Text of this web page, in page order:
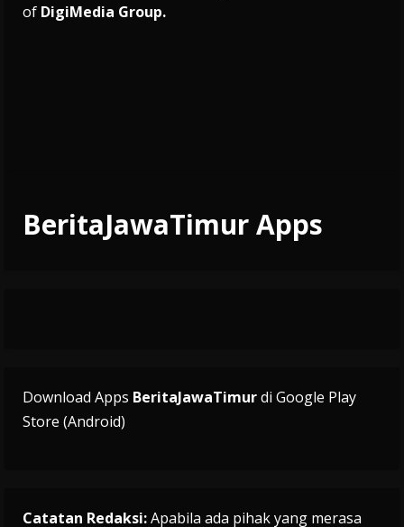
of DigiMedia Group.
BeritaJawaTimur Apps
Download Apps BeritaJawaTimurdi Google Play
Store (Android)
Catatan Redaksi:Apabila ada pihak yang merasa